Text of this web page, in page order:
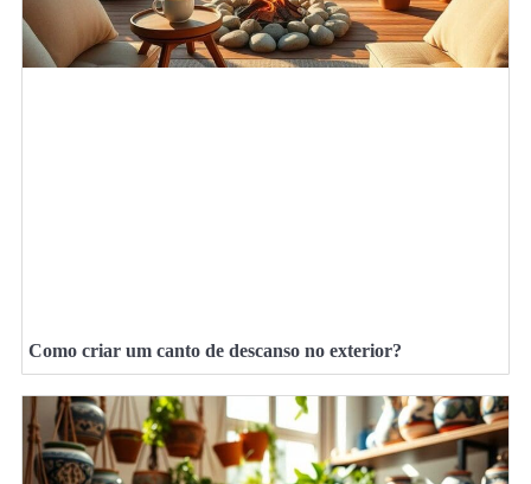
Como criar um canto de descanso no exterior?